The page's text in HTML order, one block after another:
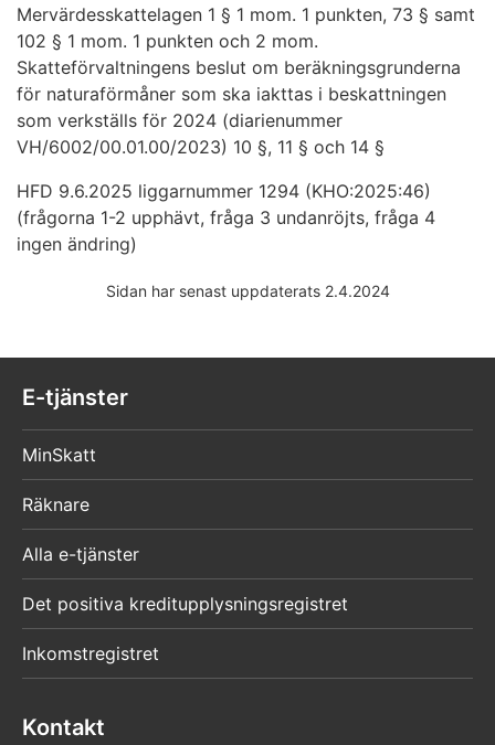
Mervärdesskattelagen 1 § 1 mom. 1 punkten, 73 § samt
102 § 1 mom. 1 punkten och 2 mom.
Skatteförvaltningens beslut om beräkningsgrunderna
för naturaförmåner som ska iakttas i beskattningen
som verkställs för 2024 (diarienummer
VH/6002/00.01.00/2023) 10 §, 11 § och 14 §
HFD 9.6.2025 liggarnummer 1294 (KHO:2025:46)
(frågorna 1-2 upphävt, fråga 3 undanröjts, fråga 4
ingen ändring)
Sidan har senast uppdaterats 2.4.2024
E-tjänster
MinSkatt
Räknare
Alla e-tjänster
Det positiva kreditupplysningsregistret
Inkomstregistret
Kontakt